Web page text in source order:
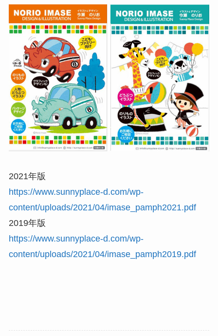
2021年版
https://www.sunnyplace-d.com/wp-
content/uploads/2021/04/imase_pamph2021.pdf
2019年版
https://www.sunnyplace-d.com/wp-
content/uploads/2021/04/imase_pamph2019.pdf